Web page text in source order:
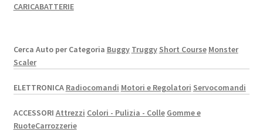
CARICABATTERIE
Cerca Auto per Categoria Buggy Truggy Short Course Monster
Scaler
ELETTRONICA Radiocomandi Motori e Regolatori Servocomandi
ACCESSORI Attrezzi Colori - Pulizia - Colle Gomme e
RuoteCarrozzerie